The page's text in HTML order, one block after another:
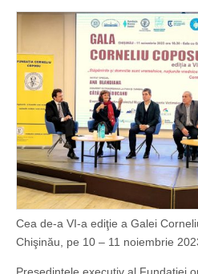
Cea de-a VI-a ediţie a Galei
Chişinău, pe 10 – 11 noiembrie